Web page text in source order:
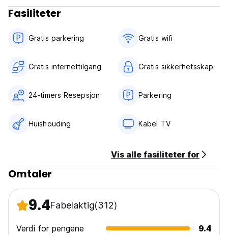
Fasiliteter
Gratis parkering Gratis wifi‎
Gratis internettilgang Gratis sikkerhetsskap
24-timers Resepsjon Parkering
Huishouding Kabel TV
Vis alle fasiliteter for
Omtaler
9.4Fabelaktig(312)
Verdi for pengene
9.4